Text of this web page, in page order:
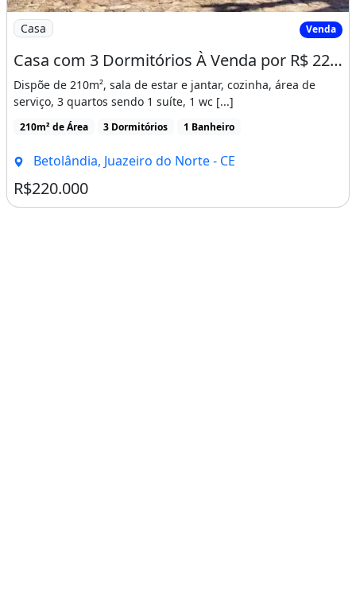
Imagem: Casa com 3 Dormitórios À Venda por R$
Casa
Dispõe de 210m², sala de estar e jantar, cozinha, área de
serviço, 3 quartos sendo 1 suíte, 1 wc [...]
210m² de Área 3 Dormitórios 1 Banheiro